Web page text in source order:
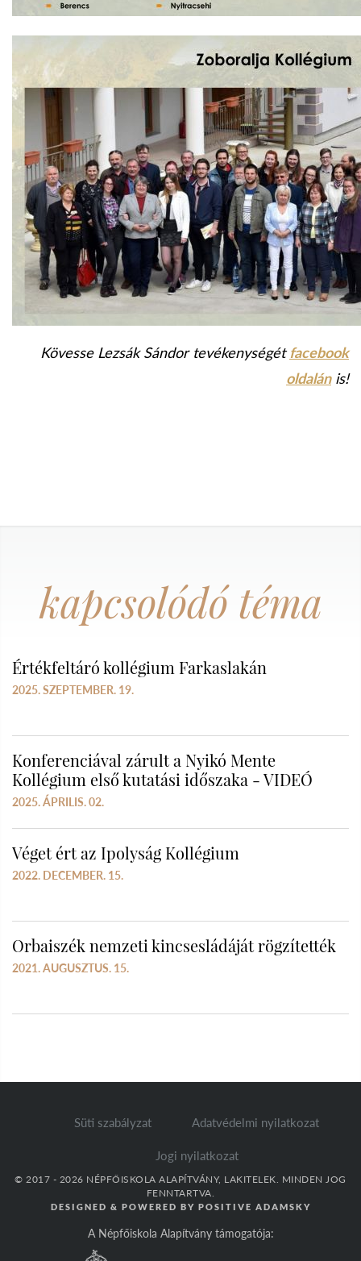
Kövesse Lezsák Sándor tevékenységétfacebook
oldalánis!
kapcsolódó téma
Értékfeltáró kollégium Farkaslakán
2025. SZEPTEMBER. 19.
Konferenciával zárult a Nyikó Mente
Kollégium első kutatási időszaka - VIDEÓ
2025. ÁPRILIS. 02.
Véget ért az Ipolyság Kollégium
2022. DECEMBER. 15.
Orbaiszék nemzeti kincsesládáját rögzítették
2021. AUGUSZTUS. 15.
Süti szabályzat Adatvédelmi nyilatkozat
Jogi nyilatkozat
© 2017 - 2026 NÉPFŐISKOLA ALAPÍTVÁNY, LAKITELEK. MINDEN JOG
FENNTARTVA.
DESIGNED & POWERED BY POSITIVE ADAMSKY
A Népfőiskola Alapítvány támogatója: